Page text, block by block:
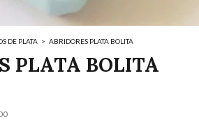
DE PLATA > ABRIDORES PLATA BOLITA
PLATA BOLITA